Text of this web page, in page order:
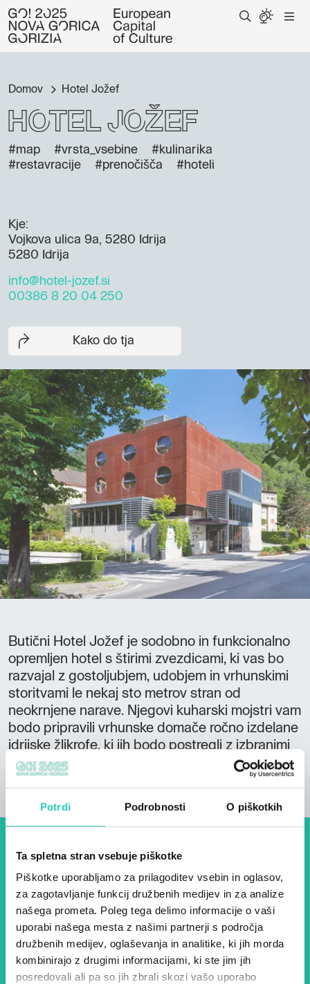
Potrdi Podrobnosti O piškotkih
Ta spletna stran vsebuje piškotke
Piškotke uporabljamo za prilagoditev vsebin in oglasov,
za zagotavljanje funkcij družbenih medijev in za analize
našega prometa. Poleg tega delimo informacije o vaši
uporabi našega mesta z našimi partnerji s področja
družbenih medijev, oglaševanja in analitike, ki jih morda
kombinirajo z drugimi informacijami, ki ste jim jih
posredovali ali pa so jih zbrali skozi vašo uporabo
Domov Hotel Jožef
Hotel Jožef
#map #vrsta_vsebine
#kulinarika
#restavracije
#prenočišča #hoteli
Kje:
Vojkova ulica 9a, 5280 Idrija
5280 Idrija
info@hotel-jozef.si
00386 8 20 04 250
Kako do tja
Butični Hotel Jožef je sodobno in funkcionalno
opremljen hotel s štirimi zvezdicami, ki vas bo
razvajal z gostoljubjem, udobjem in vrhunskimi
storitvami le nekaj sto metrov stran od
neokrnjene narave. Njegovi kuharski mojstri vam
bodo pripravili vrhunske domače ročno izdelane
idrijske žlikrofe, ki jih bodo postregli z izbranimi
lokalnimi vini.
Dogodki, članki in zgodbe iz
evropske prestolnice kulture
– prijavite se na naš novičnik
in ostanite na tekočem z
našimi aktivnostmi.